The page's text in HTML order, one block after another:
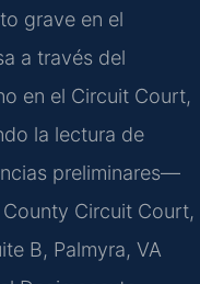
grave en el
a través del
en el Circuit Court,
la lectura de
preliminares—
Circuit Court,
B, Palmyra, VA